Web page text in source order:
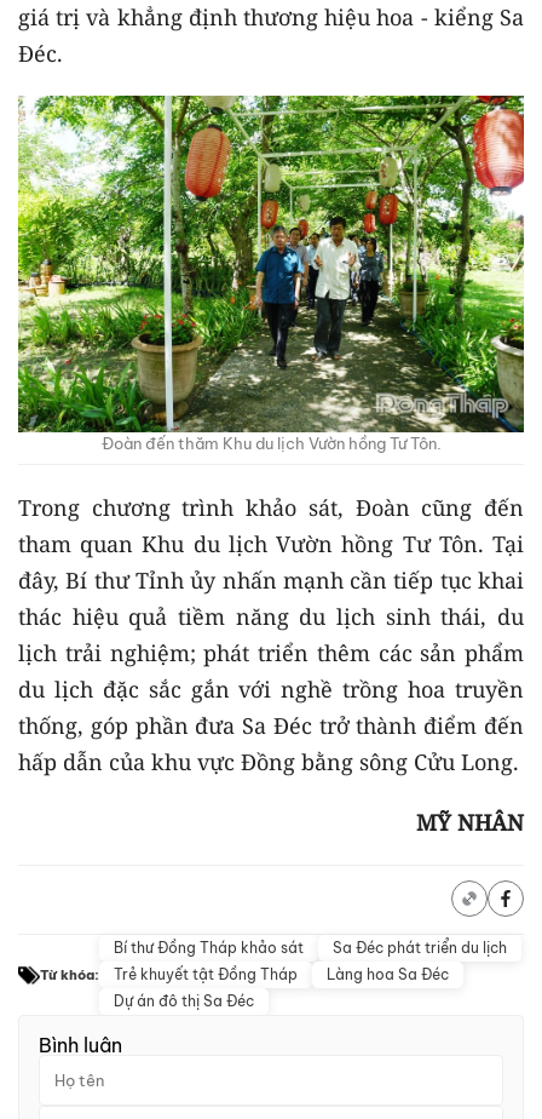
giá trị và khẳng định thương hiệu hoa - kiểng Sa
Đéc.
Đoàn đến thăm Khu du lịch Vườn hồng Tư Tôn.
Trong chương trình khảo sát, Đoàn cũng đến
tham quan Khu du lịch Vườn hồng Tư Tôn. Tại
đây, Bí thư Tỉnh ủy nhấn mạnh cần tiếp tục khai
thác hiệu quả tiềm năng du lịch sinh thái, du
lịch trải nghiệm; phát triển thêm các sản phẩm
du lịch đặc sắc gắn với nghề trồng hoa truyền
thống, góp phần đưa Sa Đéc trở thành điểm đến
hấp dẫn của khu vực Đồng bằng sông Cửu Long.
MỸ NHÂN
Từ khóa:
Bí thư Đồng Tháp khảo sát
Sa Đéc phát triển du lịch
Trẻ khuyết tật Đồng Tháp
Làng hoa Sa Đéc
Dự án đô thị Sa Đéc
Bình luận